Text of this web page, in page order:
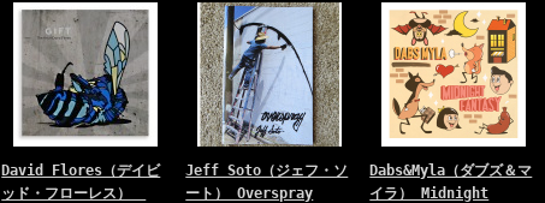
David Flores（デイビ
ッド・フローレス）
Jeff Soto（ジェフ・ソ
ート） Overspray
Dabs&Myla（ダブズ＆マ
イラ） Midnight